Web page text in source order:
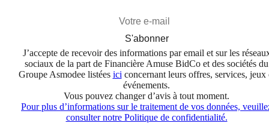
S'abonner
J’accepte de recevoir des informations par email et sur les
sociaux de la part de Financière Amuse BidCo et des sociétés du
Groupe Asmodee listées ici concernant leurs offres, services, jeux
événements.
Vous pouvez changer d’avis à tout moment.
Pour plus d’informations sur le traitement de vos données,
consulter notre Politique de confidentialité.